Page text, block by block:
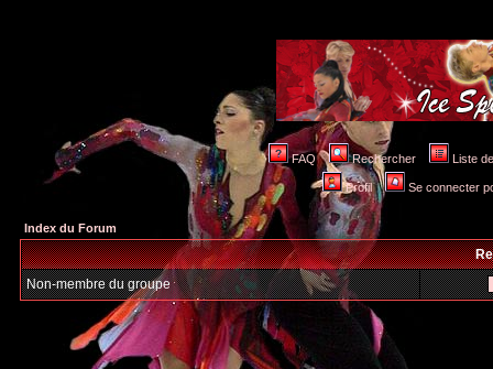
FAQ Rechercher Liste
Profil Se connecter
Index du Forum
Non-membre du groupe